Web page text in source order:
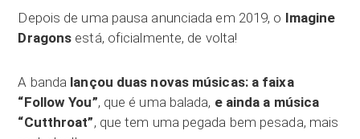
Depois de uma pausa anunciada em 2019, o Imagine
Dragons está, oficialmente, de volta!
A banda lançou duas novas músicas: a faixa
“Follow You”, que é uma balada, e ainda a música
“Cutthroat”, que tem uma pegada bem pesada, mais